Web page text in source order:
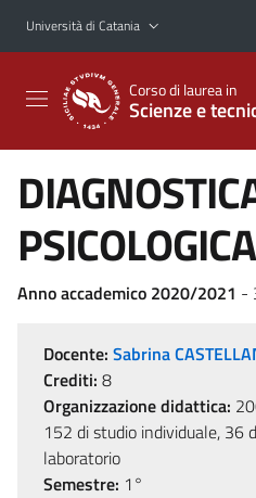
Vai al contenuto principale
Vai al menu di navigazione
Università di Catania
Corso di laurea in
Scienze e
PSICOLOGICA
Anno accademico 2020/2021 -
Docente: Sabrina
Crediti: 8
Organizzazione didattica:
152 di studio individuale, 36
laboratorio
Semestre: 1°